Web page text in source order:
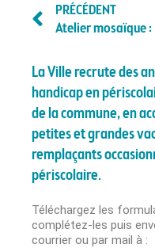
PRÉCÉDENT
La Ville recrute des
handicap en
de la commune, en
petites et grandes
remplaçants
périscolaire.
Téléchargez les
complétez-les puis
courrier ou par mail à :